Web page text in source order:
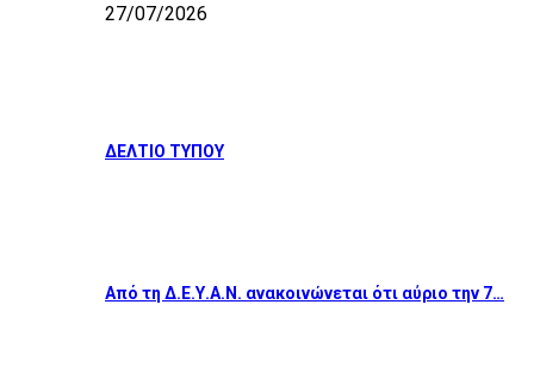
27/07/2026
ΔΕΛΤΙΟ ΤΥΠΟΥ
Από τη Δ.Ε.Υ.Α.Ν. ανακοινώνεται ότι αύριο την 7…